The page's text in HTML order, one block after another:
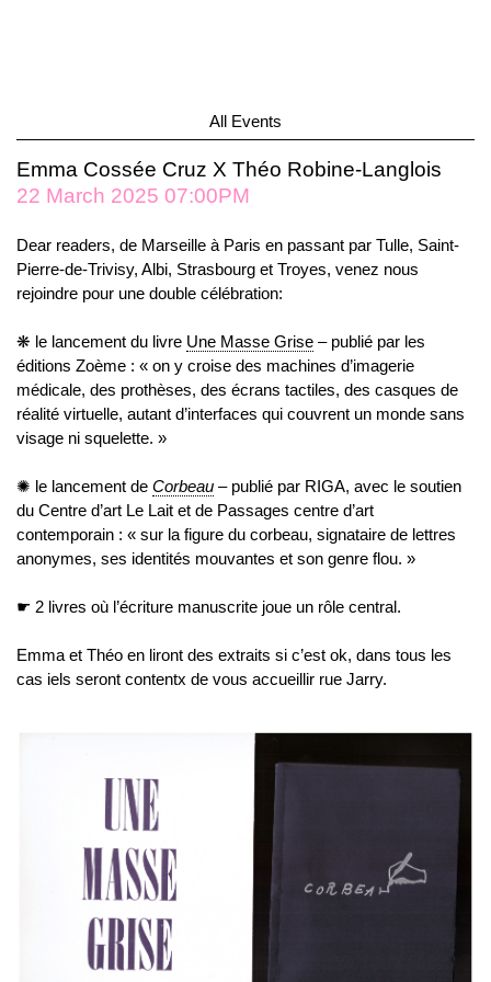
All Events
Emma Cossée Cruz X Théo Robine-Langlois
22 March 2025 07:00PM
Dear readers, de Marseille à Paris en passant par Tulle, Saint-
Pierre-de-Trivisy, Albi, Strasbourg et Troyes, venez nous
rejoindre pour une double célébration:
❋ le lancement du livre Une Masse Grise – publié par les
éditions Zoème : « on y croise des machines d’imagerie
médicale, des prothèses, des écrans tactiles, des casques de
réalité virtuelle, autant d’interfaces qui couvrent un monde sans
visage ni squelette. »
✺ le lancement de Corbeau – publié par RIGA, avec le soutien
du Centre d’art Le Lait et de Passages centre d’art
contemporain : « sur la figure du corbeau, signataire de lettres
anonymes, ses identités mouvantes et son genre flou. »
☛ 2 livres où l’écriture manuscrite joue un rôle central.
Emma et Théo en liront des extraits si c’est ok, dans tous les
cas iels seront contentx de vous accueillir rue Jarry.